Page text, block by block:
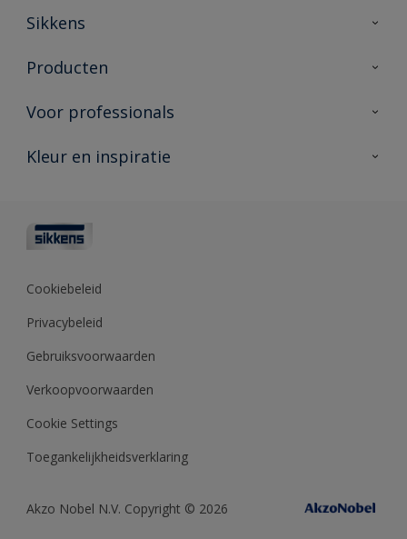
Sikkens
Over Sikkens
Duurzaamheid
Producten
Producten voor binnen
Vind je verkooppunt
Voor professionals
Advies & service
Polyfilla Pro
Sikkens Center
Kleur en inspiratie
Kleurcollecties
Kennisbank
Cookiebeleid
Privacybeleid
Gebruiksvoorwaarden
Verkoopvoorwaarden
Cookie Settings
Toegankelijkheidsverklaring
Akzo Nobel N.V. Copyright © 2026